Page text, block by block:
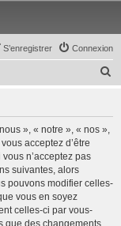
Connexion
S’enregistrer
c
», « notre », « nos »,
acceptez d’être
n’acceptez pas
suivantes, alors
pouvons modifier celles-
vous en soyez
celles-ci par vous-
que des changements